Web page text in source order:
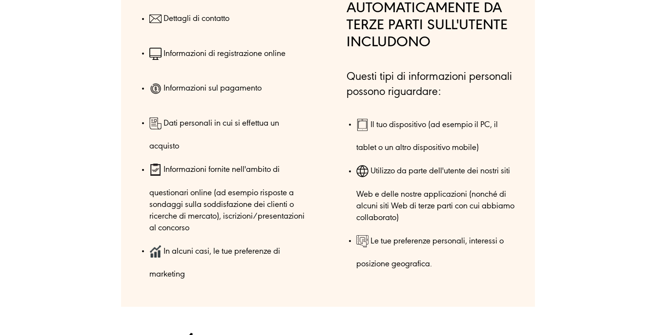
Dettagli di contatto
Informazioni di registrazione online
Informazioni sul pagamento
Dati personali in cui si effettua un
acquisto
Informazioni fornite nell'ambito di
questionari online (ad esempio risposte a
sondaggi sulla soddisfazione dei clienti o
ricerche di mercato), iscrizioni/presentazioni
al concorso
In alcuni casi, le tue preferenze di
marketing
AUTOMATICAMENTE DA
TERZE PARTI SULL'UTENTE
INCLUDONO
Questi tipi di informazioni personali
possono riguardare:
Il tuo dispositivo (ad esempio il PC, il
tablet o un altro dispositivo mobile)
Utilizzo da parte dell'utente dei nostri siti
Web e delle nostre applicazioni (nonché di
alcuni siti Web di terze parti con cui abbiamo
collaborato)
Le tue preferenze personali, interessi o
posizione geografica.